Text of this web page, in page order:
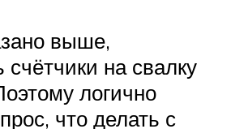
выше,
на свалку
логично
что делать с